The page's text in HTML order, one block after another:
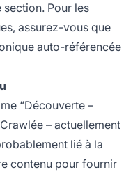
section. Pour les
assurez-vous que
auto-référencée
“Découverte –
– actuellement
lié à la
contenu pour fournir